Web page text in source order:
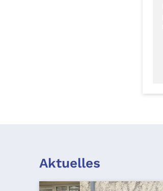
Aktuelles